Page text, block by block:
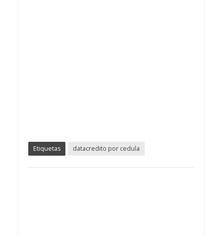
Etiquetas datacredito por cedula